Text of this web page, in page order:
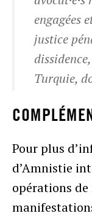
engagées
justice
Turquie,
Pour plus
d’Amnistie
opérations